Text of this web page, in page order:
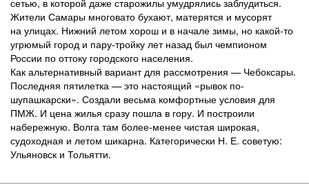
Жители Самары многовато бухают, матерятся и мусорят
на улицах. Нижний летом хорош и в начале зимы, но какой-то
угрюмый город и пару-тройку лет назад был чемпионом
России по оттоку городского населения.
Как альтернативный вариант для рассмотрения — Чебоксары.
Последняя пятилетка — это настоящий «рывок по-
шупашкарски». Создали весьма комфортные условия для
ПМЖ. И цена жилья сразу пошла в гору. И построили
набережную. Волга там более-менее чистая широкая,
судоходная и летом шикарна. Категорически Н. Е. советую:
Ульяновск и Тольятти.